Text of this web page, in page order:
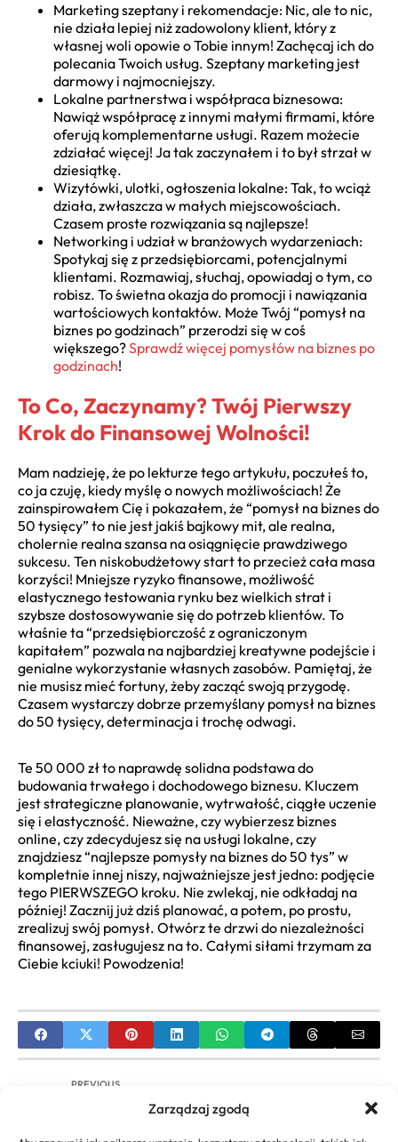
Zarządzaj zgodą
Marketing szeptany i rekomendacje: Nic, ale to nic,
nie działa lepiej niż zadowolony klient, który z
własnej woli opowie o Tobie innym! Zachęcaj ich do
polecania Twoich usług. Szeptany marketing jest
darmowy i najmocniejszy.
Lokalne partnerstwa i współpraca biznesowa:
Nawiąż współpracę z innymi małymi firmami, które
oferują komplementarne usługi. Razem możecie
zdziałać więcej! Ja tak zaczynałem i to był strzał w
dziesiątkę.
Wizytówki, ulotki, ogłoszenia lokalne: Tak, to wciąż
działa, zwłaszcza w małych miejscowościach.
Czasem proste rozwiązania są najlepsze!
Networking i udział w branżowych wydarzeniach:
Spotykaj się z przedsiębiorcami, potencjalnymi
klientami. Rozmawiaj, słuchaj, opowiadaj o tym, co
robisz. To świetna okazja do promocji i nawiązania
wartościowych kontaktów. Może Twój “pomysł na
biznes po godzinach” przerodzi się w coś
większego?Sprawdź więcej pomysłów na biznes po
godzinach!
To Co, Zaczynamy? Twój Pierwszy
Krok do Finansowej Wolności!
Mam nadzieję, że po lekturze tego artykułu, poczułeś to,
co ja czuję, kiedy myślę o nowych możliwościach! Że
zainspirowałem Cię i pokazałem, że “pomysł na biznes do
50 tysięcy” to nie jest jakiś bajkowy mit, ale realna,
cholernie realna szansa na osiągnięcie prawdziwego
sukcesu. Ten niskobudżetowy start to przecież cała masa
korzyści! Mniejsze ryzyko finansowe, możliwość
elastycznego testowania rynku bez wielkich strat i
szybsze dostosowywanie się do potrzeb klientów. To
właśnie ta “przedsiębiorczość z ograniczonym
kapitałem” pozwala na najbardziej kreatywne podejście i
genialne wykorzystanie własnych zasobów. Pamiętaj, że
nie musisz mieć fortuny, żeby zacząć swoją przygodę.
Czasem wystarczy dobrze przemyślany pomysł na biznes
do 50 tysięcy, determinacja i trochę odwagi.
Te 50 000 zł to naprawdę solidna podstawa do
budowania trwałego i dochodowego biznesu. Kluczem
jest strategiczne planowanie, wytrwałość, ciągłe uczenie
się i elastyczność. Nieważne, czy wybierzesz biznes
online, czy zdecydujesz się na usługi lokalne, czy
znajdziesz “najlepsze pomysły na biznes do 50 tys” w
kompletnie innej niszy, najważniejsze jest jedno: podjęcie
tego PIERWSZEGO kroku. Nie zwlekaj, nie odkładaj na
później! Zacznij już dziś planować, a potem, po prostu,
zrealizuj swój pomysł. Otwórz te drzwi do niezależności
finansowej, zasługujesz na to. Całymi siłami trzymam za
Ciebie kciuki! Powodzenia!
PREVIOUS
Konto Firmowe Millennium: Pełna Analiza, Koszty,